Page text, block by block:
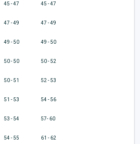
45 - 47 45 - 47
47 - 49 47 - 49
49 - 50 49 - 50
50 - 50 50 - 52
50 - 51 52 - 53
51 - 53 54 - 56
53 - 54 57- 60
54 - 55 61 - 62